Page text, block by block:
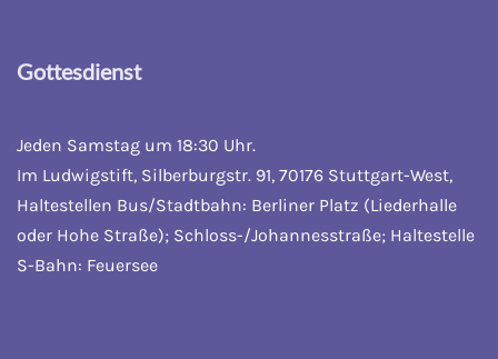
Gottesdienst
Jeden Samstag um 18:30 Uhr.
Im Ludwigstift, Silberburgstr. 91, 70176 Stuttgart-West,
Haltestellen Bus/Stadtbahn: Berliner Platz (Liederhalle
oder Hohe Straße); Schloss-/Johannesstraße; Haltestelle
S-Bahn: Feuersee